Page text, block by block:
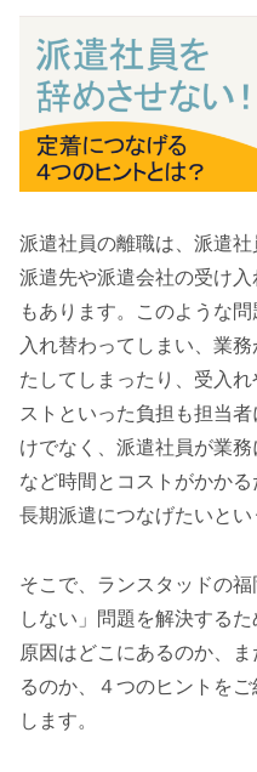
派遣社員の離職は、派遣社
派遣先や派遣会社の受け
もあります。このような
入れ替わってしまい、業
たしてしまったり、受入
ストといった負担も担当
けでなく、派遣社員が業
など時間とコストがかか
長期派遣につなげたいとい
そこで、ランスタッドの
しない」問題を解決する
原因はどこにあるのか、
るのか、４つのヒントを
します。